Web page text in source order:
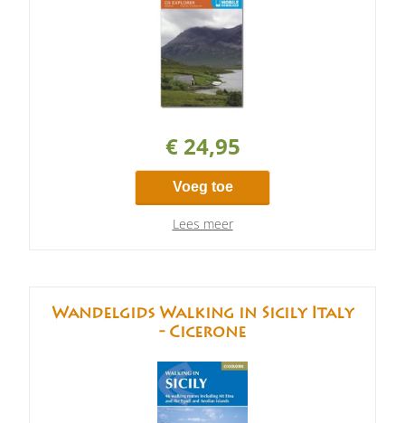
€ 24,95
Voeg toe
Lees meer
Wandelgids Walking in Sicily Italy
- Cicerone